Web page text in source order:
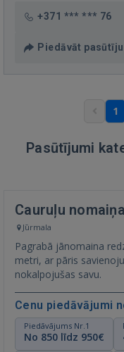
+371 *** *** 76
Piedāvāt
1
Pasūtījumi
Cauruļu nomaiņa
Jūrmala
Pagrabā jānomaina
metri, ar pāris
nokalpojušas savu.
Cenu piedāvājumi
Piedāvājums Nr.1
No 850 līdz 950€